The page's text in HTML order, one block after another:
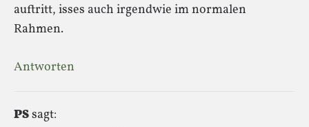
auftritt, isses auch irgendwie im normalen
Rahmen.
Antworten
PSsagt: